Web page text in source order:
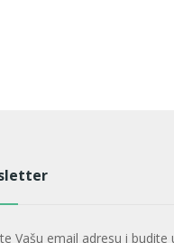
Vašu email adresu i